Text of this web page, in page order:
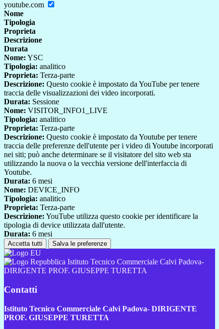
youtube.com
Nome
Tipologia
Proprieta
Descrizione
Durata
Nome: YSC
Tipologia: analitico
Proprieta: Terza-parte
Descrizione: Questo cookie è impostato da YouTube per tenere
traccia delle visualizzazioni dei video incorporati.
Durata: Sessione
Nome: VISITOR_INFO1_LIVE
Tipologia: analitico
Proprieta: Terza-parte
Descrizione: Questo cookie è impostato da Youtube per tenere
traccia delle preferenze dell'utente per i video di Youtube incorporati
nei siti; può anche determinare se il visitatore del sito web sta
utilizzando la nuova o la vecchia versione dell'interfaccia di
Youtube.
Durata: 6 mesi
Nome: DEVICE_INFO
Tipologia: analitico
Proprieta: Terza-parte
Descrizione: YouTube utilizza questo cookie per identificare la
tipologia di device utilizzata dall'utente.
Durata: 6 mesi
Accetta tutti Salva le preferenze
Istituto Tecnico Commerciale Calvi Padova-
DIRIGENTE PROF. GIUSEPPE TURETTA
Contatti
Istituto Tecnico Commerciale Calvi Padova- DIRIGENTE
PROF. GIUSEPPE TURETTA